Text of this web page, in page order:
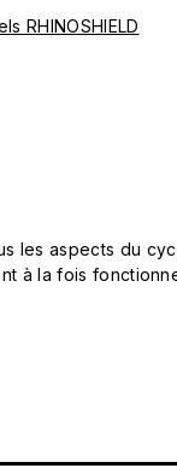
RHINOSHIELD
les aspects du
la fois